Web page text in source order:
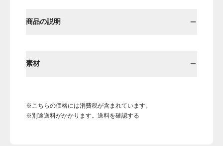
商品の説明
素材
※こちらの価格には消費税が含まれています。
※別途送料がかかります。送料を確認する